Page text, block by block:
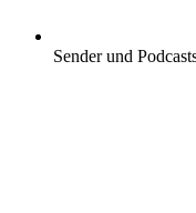
Sender und